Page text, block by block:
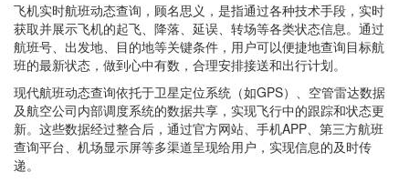
飞机实时航班动态查询，顾名思义，是指通过各种技术手段，实时
获取并展示飞机的起飞、降落、延误、转场等各类状态信息。通过
航班号、出发地、目的地等关键条件，用户可以便捷地查询目标航
班的最新状态，做到心中有数，合理安排接送和出行计划。
现代航班动态查询依托于卫星定位系统（如GPS）、空管雷达数据
及航空公司内部调度系统的数据共享，实现飞行中的跟踪和状态更
新。这些数据经过整合后，通过官方网站、手机APP、第三方航班
查询平台、机场显示屏等多渠道呈现给用户，实现信息的及时传
递。